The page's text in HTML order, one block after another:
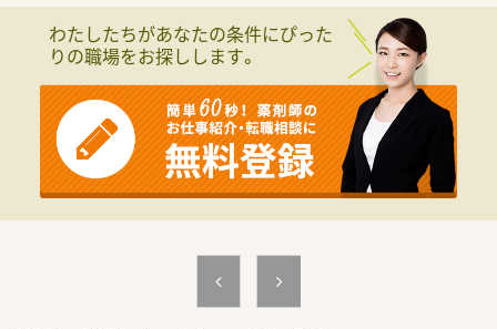
わたしたちがあなたの条件にぴった
りの職場をお探しします。